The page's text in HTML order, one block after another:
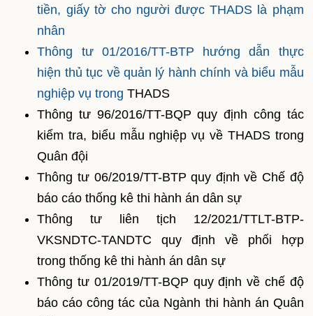
tiền, giấy tờ cho người được THADS là phạm
nhân
Thông tư 01/2016/TT-BTP hướng dẫn thực
hiện thủ tục về quản lý hành chính và biểu mẫu
nghiệp vụ trongTHADS
Thông tư 96/2016/TT-BQP quy định công tác
kiểm tra, biểu mẫu nghiệp vụ về THADS trong
Quân đội
Thông tư 06/2019/TT-BTP quy định về Chế độ
báo cáo thống kê thi hành án dân sự
Thông tư liên tịch 12/2021/TTLT-BTP-
VKSNDTC-TANDTC quy định về phối hợp
trong thống kê thi hành án dân sự
Thông tư 01/2019/TT-BQP quy định về chế độ
báo cáo công tác của Ngành thi hành án Quân